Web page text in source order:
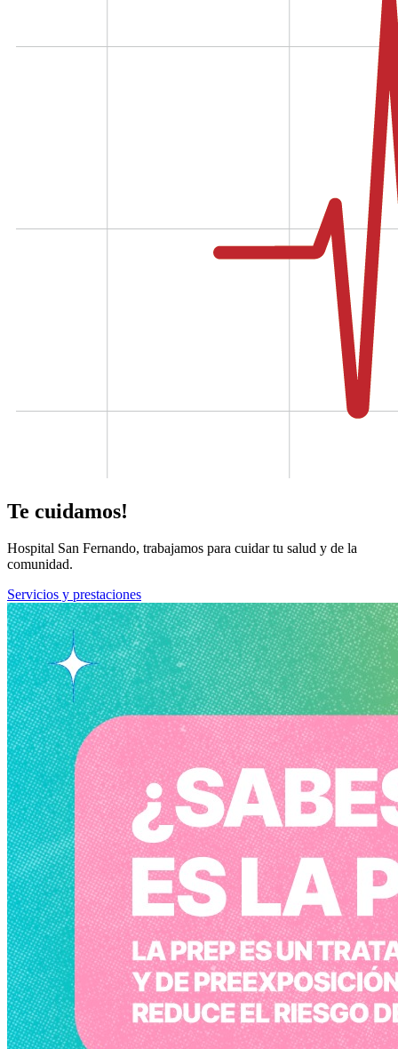
Te cuidamos!
Hospital San Fernando, trabajamos para cuidar tu salud y de la
comunidad.
Servicios y prestaciones